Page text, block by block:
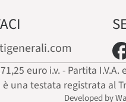
euro i.v. - Partita
una testata registrata al
Developed by